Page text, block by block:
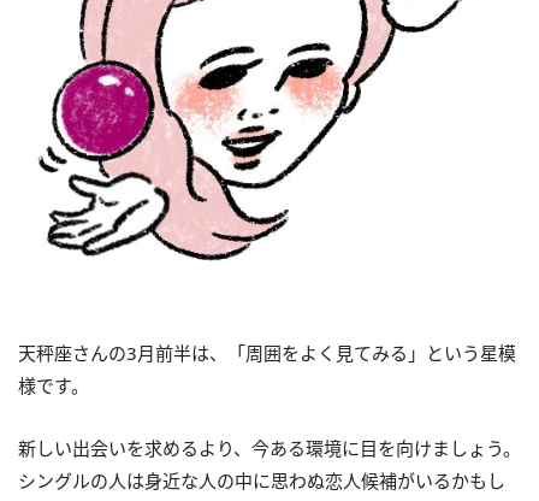
天秤座さんの3月前半は、「周囲をよく見てみる」という星模
様です。
新しい出会いを求めるより、今ある環境に目を向けましょう。
シングルの人は身近な人の中に思わぬ恋人候補がいるかもし